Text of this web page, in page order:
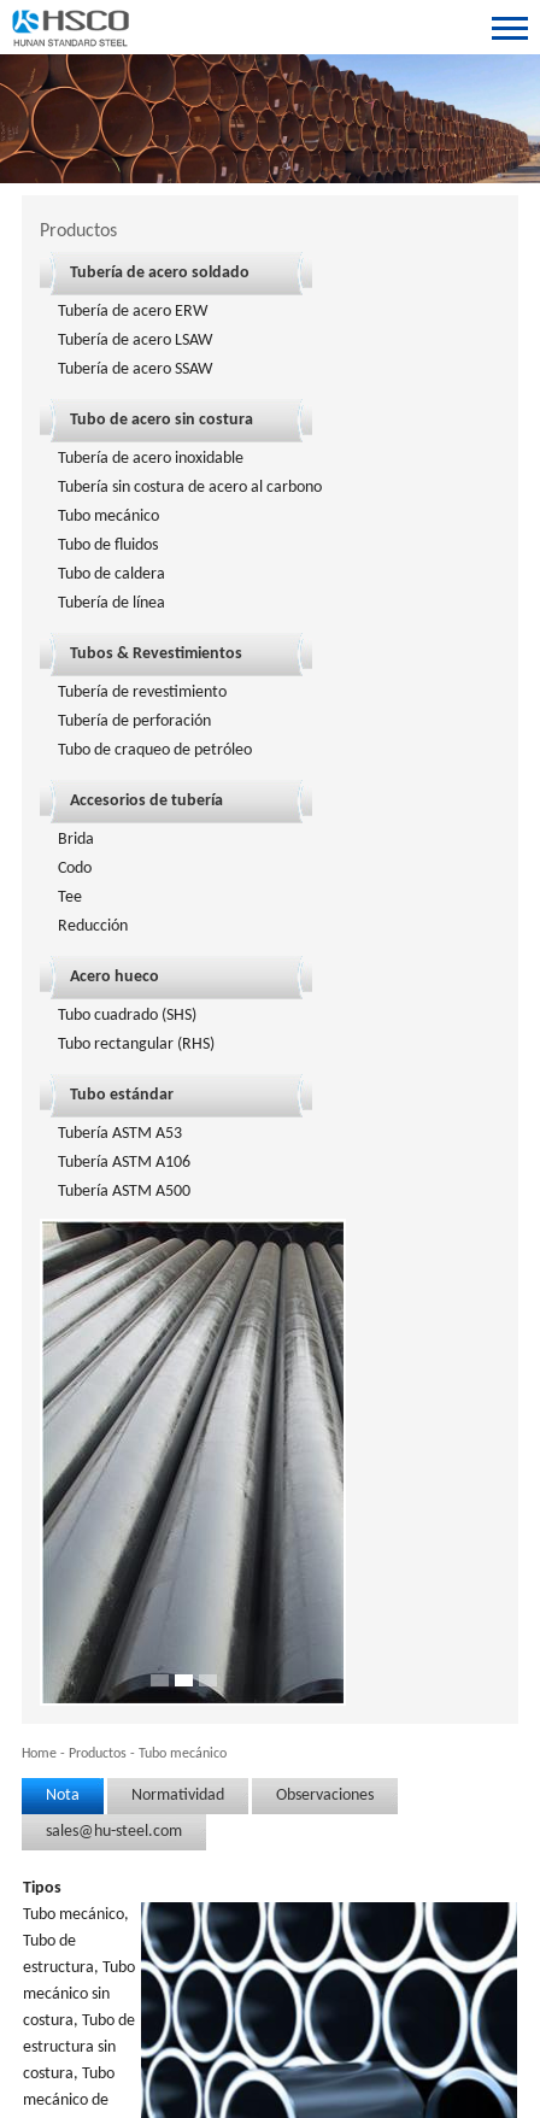
Productos
Tubería de acero soldado
Tubería de acero ERW
Tubería de acero LSAW
Tubería de acero SSAW
Tubo de acero sin costura
Tubería de acero inoxidable
Tubería sin costura de acero al carbono
Tubo mecánico
Tubo de fluidos
Tubo de caldera
Tubería de línea
Tubos & Revestimientos
Tubería de revestimiento
Tubería de perforación
Tubo de craqueo de petróleo
Accesorios de tubería
Brida
Codo
Tee
Reducción
Acero hueco
Tubo cuadrado (SHS)
Tubo rectangular (RHS)
Tubo estándar
Tubería ASTM A53
Tubería ASTM A106
Tubería ASTM A500
Home- Productos- Tubo mecánico
Nota Normatividad
Observaciones
sales@hu-steel.com
Tipos
Tubo mecánico,
Tubo de
estructura, Tubo
mecánico sin
costura, Tubo de
estructura sin
costura, Tubo
mecánico de